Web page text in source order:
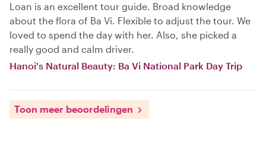
Loan is an excellent tour guide. Broad knowledge
about the flora of Ba Vi. Flexible to adjust the tour. We
loved to spend the day with her. Also, she picked a
really good and calm driver.
Hanoi's Natural Beauty: Ba Vi National Park Day Trip
Toon meer beoordelingen